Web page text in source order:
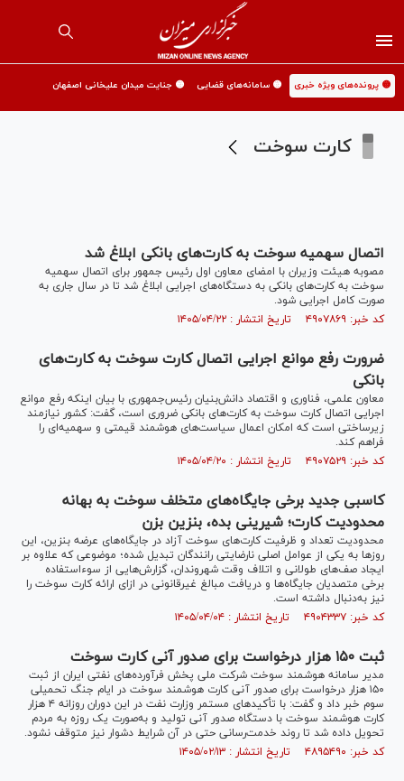
🟡 پرونده‌های ویژه خبری 🟡 سامانه‌های قضایی 🟡 جنایت میدان علیخانی اصفهان
کارت سوخت
اتصال سهمیه سوخت به کارت‌های بانکی ابلاغ شد
مصوبه هیئت وزیران با امضای معاون اول رئیس جمهور برای اتصال سهمیه
سوخت به کارت‌های بانکی به دستگاه‌های اجرایی ابلاغ شد تا در سال جاری به
صورت کامل اجرایی شود.
کد خبر: ۴۹۰۷۸۶۹ تاریخ انتشار : ۱۴۰۵/۰۴/۲۲
ضرورت رفع موانع اجرایی اتصال کارت سوخت به کارت‌های
بانکی
معاون علمی، فناوری و اقتصاد دانش‌بنیان رئیس‌جمهوری با بیان اینکه رفع موانع
اجرایی اتصال کارت سوخت به کارت‌های بانکی ضروری است، گفت: کشور نیازمند
زیرساختی است که امکان اعمال سیاست‌های هوشمند قیمتی و سهمیه‌ای را
فراهم کند.
کد خبر: ۴۹۰۷۵۲۹ تاریخ انتشار : ۱۴۰۵/۰۴/۲۰
کاسبی جدید برخی جایگاه‌های متخلف سوخت به بهانه
محدودیت کارت؛ شیرینی بده، بنزین بزن
محدودیت تعداد و ظرفیت کارت‌های سوخت آزاد در جایگاه‌های عرضه بنزین، این
روزها به یکی از عوامل اصلی نارضایتی رانندگان تبدیل شده؛ موضوعی که علاوه بر
ایجاد صف‌های طولانی و اتلاف وقت شهروندان، گزارش‌هایی از سوءاستفاده
برخی متصدیان جایگاه‌ها و دریافت مبالغ غیرقانونی در ازای ارائه کارت سوخت را
نیز به‌دنبال داشته است.
کد خبر: ۴۹۰۴۳۳۷ تاریخ انتشار : ۱۴۰۵/۰۴/۰۴
ثبت ۱۵۰ هزار درخواست برای صدور آنی کارت سوخت
مدیر سامانه هوشمند سوخت شرکت ملی پخش فرآورده‌های نفتی ایران از ثبت
۱۵۰ هزار درخواست برای صدور آنی کارت هوشمند سوخت در ایام جنگ تحمیلی
سوم خبر داد و گفت: با تأکید‌های مستمر وزارت نفت در این دوران روزانه ۴ هزار
کارت هوشمند سوخت با دستگاه صدور آنی تولید و به‌صورت یک روزه به مردم
تحویل داده شد تا روند خدمت‌رسانی حتی در آن شرایط دشوار نیز متوقف نشود.
کد خبر: ۴۸۹۵۴۹۰ تاریخ انتشار : ۱۴۰۵/۰۲/۱۳